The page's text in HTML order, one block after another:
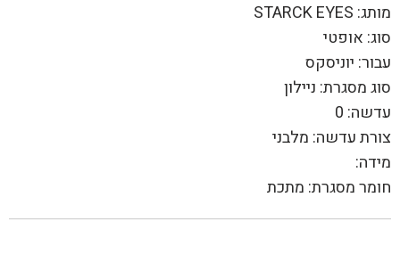
מותג: STARCK EYES
סוג: אופטי
עבור: יוניסקס
סוג מסגרת: ניילון
עדשה: 0
צורת עדשה: מלבני
מידה:
חומר מסגרת: מתכת